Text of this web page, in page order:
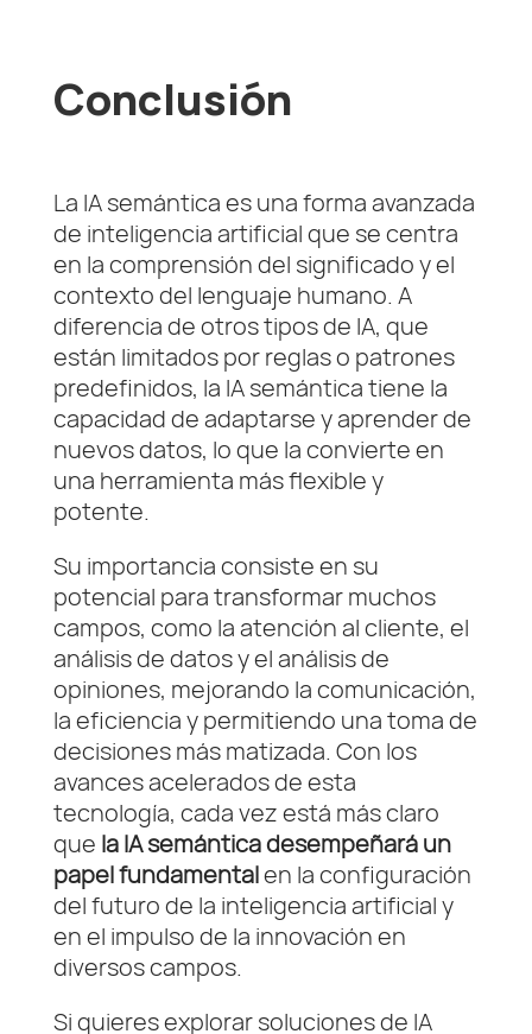
Conclusión
La IA semántica es una forma avanzada
de inteligencia artificial que se centra
en la comprensión del significado y el
contexto del lenguaje humano. A
diferencia de otros tipos de IA, que
están limitados por reglas o patrones
predefinidos, la IA semántica tiene la
capacidad de adaptarse y aprender de
nuevos datos, lo que la convierte en
una herramienta más flexible y
potente.
Su importancia consiste en su
potencial para transformar muchos
campos, como la atención al cliente, el
análisis de datos y el análisis de
opiniones, mejorando la comunicación,
la eficiencia y permitiendo una toma de
decisiones más matizada. Con los
avances acelerados de esta
tecnología, cada vez está más claro
que la IA semántica desempeñará un
papel fundamentalen la configuración
del futuro de la inteligencia artificial y
en el impulso de la innovación en
diversos campos.
Si quieres explorar soluciones de IA